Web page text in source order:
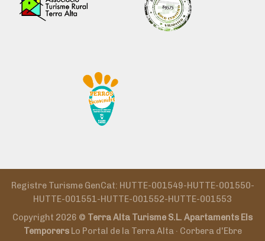
Registre Turisme GenCat: HUTTE-001549-HUTTE-001550-
HUTTE-001551-HUTTE-001552-HUTTE-001553
Copyright 2026 © Terra Alta Turisme S.L. Apartaments Els
TemporersLo Portal de la Terra Alta · Corbera d'Ebre